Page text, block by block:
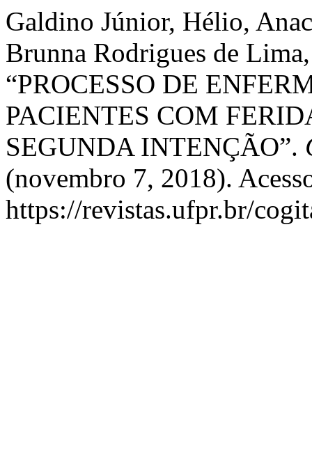
Galdino Júnior, Hélio,
Brunna Rodrigues de
“PROCESSO DE
PACIENTES COM
SEGUNDA INTENÇÃO”.
(novembro 7, 2018).
https://revistas.ufpr.br/